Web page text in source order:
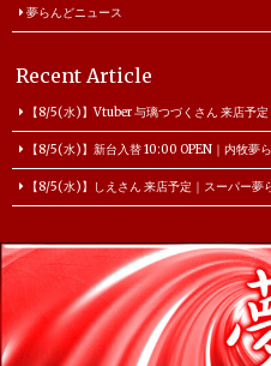
夢らんどニュース
Recent Article
【8/5(水)】Vtuber 与璃つづくさん 来店予
【8/5(水)】新台入替 10:00 OPEN｜内牧夢
【8/5(水)】しえさん 来店予定｜スーパー夢